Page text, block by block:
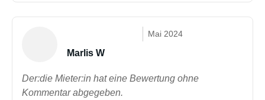
Mai 2024
Marlis W
Der:die Mieter:in hat eine Bewertung ohne
Kommentar abgegeben.